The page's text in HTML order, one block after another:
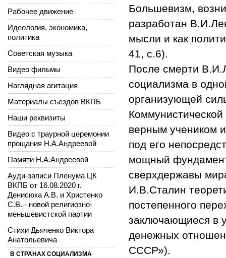
Большевизм,
разработан
мысли и как
41, с.6).
После смерти
социализма в
организующей
верным учеником
под его
мощный
сверхдержавы
И.В.Сталин
постепенного
заключающиеся в
денежных
СССР»).
Рабочее движение
Идеология, экономика,
политика
Советская музыка
Видео фильмы
Наглядная агитация
Материалы съездов ВКПБ
Наши реквизиты
Видео с траурной церемонии
прощания Н.А.Андреевой
Памяти Н.А.Андреевой
Ауди-записи Пленума ЦК
ВКПБ от 16.08.2020 г.
Денисюка А.В. и Христенко
С.В. - новой религиозно-
меньшевистской партии
Стихи Дьяченко Виктора
Анатольевича
В СТРАНАХ СОЦИАЛИЗМА